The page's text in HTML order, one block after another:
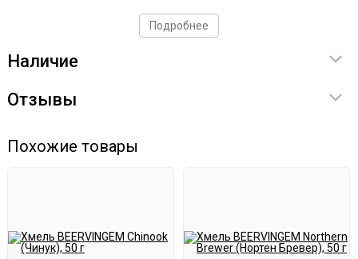
Подробнее
Наличие
Отзывы
Похожие товары